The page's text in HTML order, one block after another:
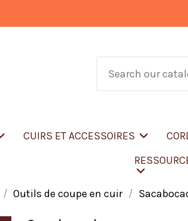
CUIRS ET ACCESSOIRES
Outils de coupe en cuir